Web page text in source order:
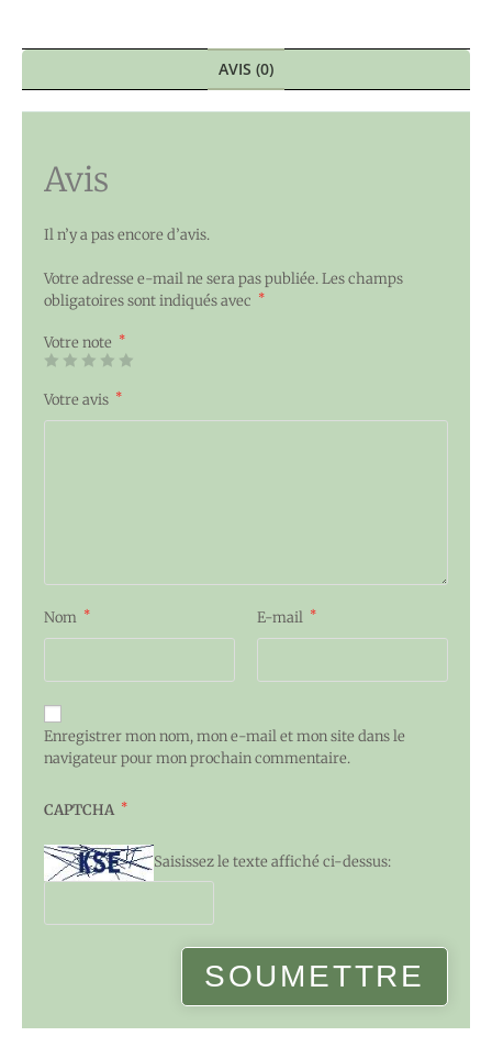
AVIS (0)
Avis
Il n’y a pas encore d’avis.
Votre adresse e-mail ne sera pas publiée.Les champs
obligatoires sont indiqués avec
*
Votre note *
Votre avis *
Nom * E-mail *
Enregistrer mon nom, mon e-mail et mon site dans le
navigateur pour mon prochain commentaire.
CAPTCHA *
Saisissez le texte affiché ci-dessus: